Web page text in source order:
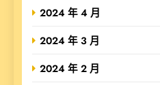
2024 年 4 月
2024 年 3 月
2024 年 2 月